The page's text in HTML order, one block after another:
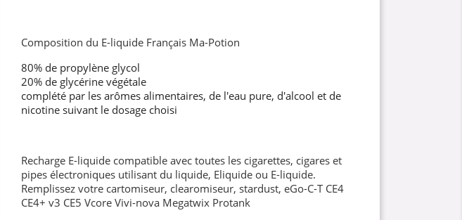
Composition du E-liquide Français Ma-Potion
80% de propylène glycol
20% de glycérine végétale
complété par les arômes alimentaires, de l'eau pure, d'alcool et de
nicotine suivant le dosage choisi
Recharge E-liquide compatible avec toutes les cigarettes, cigares et
pipes électroniques utilisant du liquide, Eliquide ou E-liquide.
Remplissez votre cartomiseur, clearomiseur, stardust, eGo-C-T CE4
CE4+ v3 CE5 Vcore Vivi-nova Megatwix Protank